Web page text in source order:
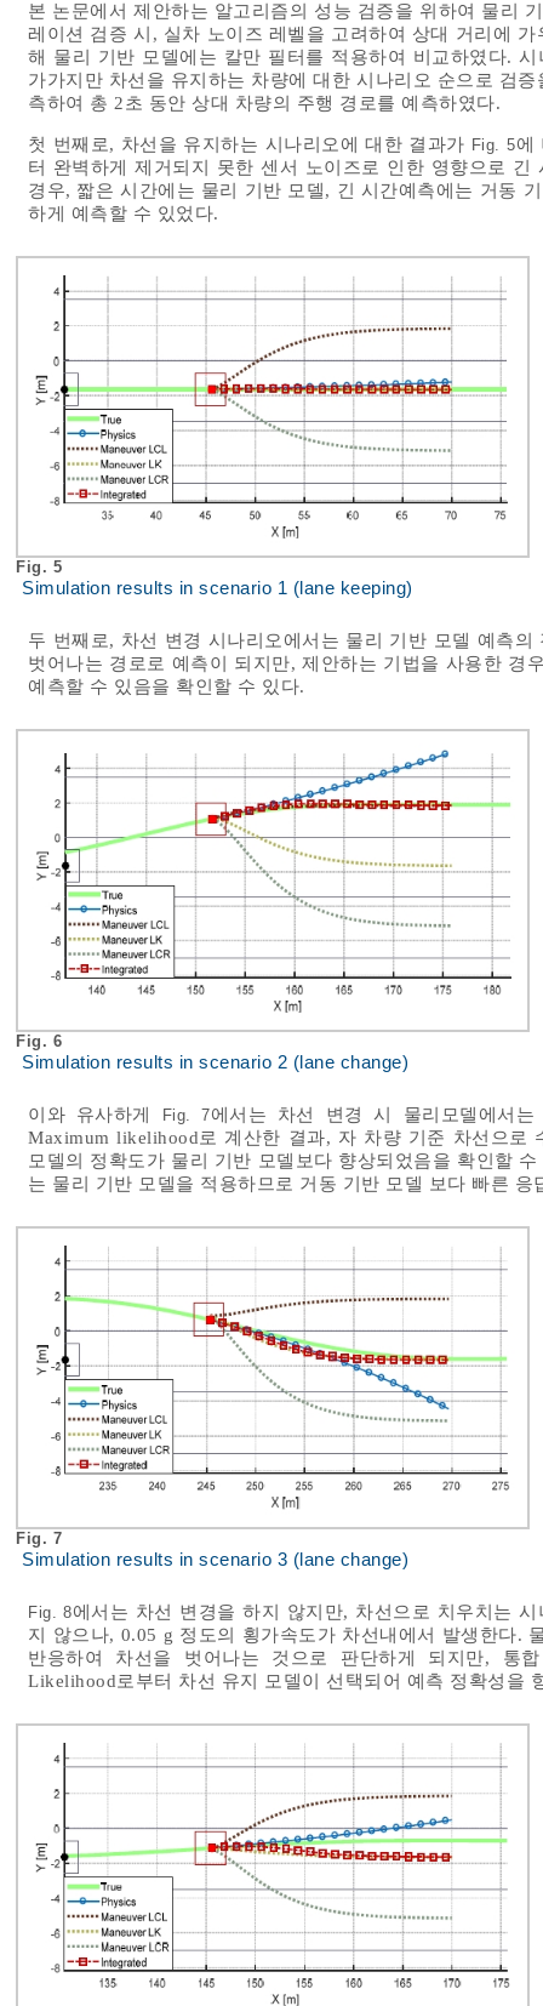
본 논문에서 제안하는 알고리즘의 성능 검증을 위하여 물리
레이션 검증 시, 실차 노이즈 레벨을 고려하여 상대 거리에
해 물리 기반 모델에는 칼만 필터를 적용하여 비교하였다.
가가지만 차선을 유지하는 차량에 대한 시나리오 순으로 검
측하여 총 2초 동안 상대 차량의 주행 경로를 예측하였다.
첫 번째로, 차선을 유지하는 시나리오에 대한 결과가 Fig. 5에
터 완벽하게 제거되지 못한 센서 노이즈로 인한 영향으로
경우, 짧은 시간에는 물리 기반 모델, 긴 시간예측에는 거동
하게 예측할 수 있었다.
Fig. 5
Simulation results in scenario 1 (lane keeping)
두 번째로, 차선 변경 시나리오에서는 물리 기반 모델 예측
벗어나는 경로로 예측이 되지만, 제안하는 기법을 사용한 경
예측할 수 있음을 확인할 수 있다.
Fig. 6
Simulation results in scenario 2 (lane change)
이와 유사하게 Fig. 7에서는 차선 변경 시 물리모델에서
Maximum likelihood로 계산한 결과, 자 차량 기준 차선으로
모델의 정확도가 물리 기반 모델보다 향상되었음을 확인할
는 물리 기반 모델을 적용하므로 거동 기반 모델 보다 빠른
Fig. 7
Simulation results in scenario 3 (lane change)
Fig. 8에서는 차선 변경을 하지 않지만, 차선으로 치우치는
지 않으나, 0.05 g 정도의 횡가속도가 차선내에서 발생한다.
반응하여 차선을 벗어나는 것으로 판단하게 되지만, 통
Likelihood로부터 차선 유지 모델이 선택되어 예측 정확성을